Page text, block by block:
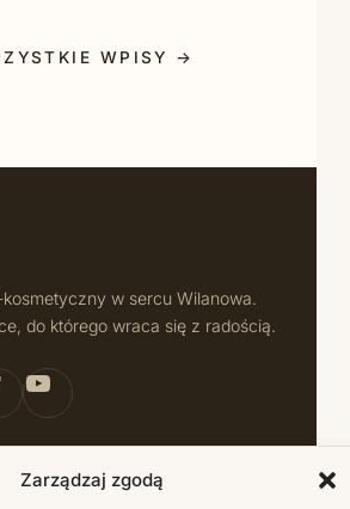
Zarządzaj zgodą
WPISY →
w sercu Wilanowa.
do którego wraca się z radością.
Bellita
Bellita
YouTube Bellita